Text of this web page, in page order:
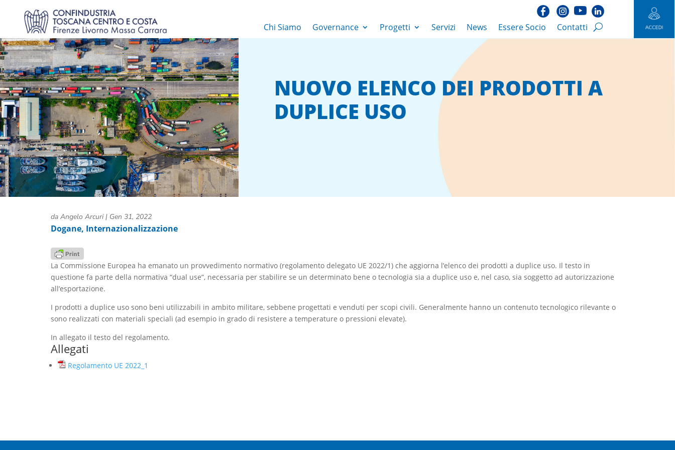
Chi Siamo Governance Progetti Servizi News Essere Socio Contatti
NUOVO ELENCO DEI PRODOTTI A
DUPLICE USO
da Angelo Arcuri| Gen 31, 2022
Dogane, Internazionalizzazione
La Commissione Europea ha emanato un provvedimento normativo (regolamento delegato UE 2022/1) che aggiorna l’elenco dei prodotti a duplice uso. Il testo in
questione fa parte della normativa “dual use”, necessaria per stabilire se un determinato bene o tecnologia sia a duplice uso e, nel caso, sia soggetto ad autorizzazione
all’esportazione.
I prodotti a duplice uso sono beni utilizzabili in ambito militare, sebbene progettati e venduti per scopi civili. Generalmente hanno un contenuto tecnologico rilevante o
sono realizzati con materiali speciali (ad esempio in grado di resistere a temperature o pressioni elevate).
In allegato il testo del regolamento.
Allegati
Regolamento UE 2022_1